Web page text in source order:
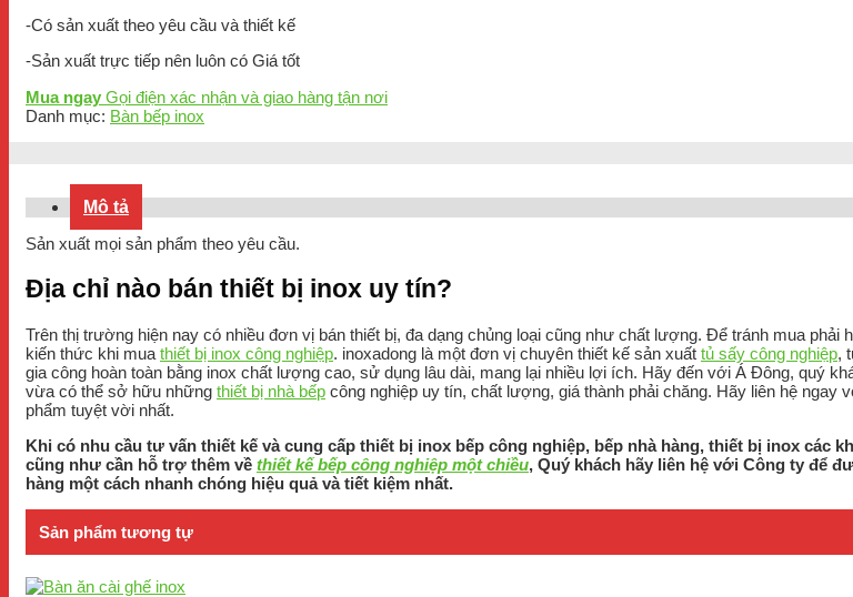
-Có sản xuất theo yêu cầu và thiết kế
-Sản xuất trực tiếp nên luôn có Giá tốt
Mua ngay Gọi điện xác nhận và giao hàng tận nơi
Danh mục: Bàn bếp inox
Mô tả
Sản xuất mọi sản phẩm theo yêu cầu.
Địa chỉ nào bán thiết bị inox uy tín?
Trên thị trường hiện nay có nhiều đơn vị bán thiết bị, đa dạng chủng loại cũng như chất lượng. Để tránh mua
kiến thức khi mua thiết bị inox công nghiệp. inoxadong là một đơn vị chuyên thiết kế sản xuất tủ sấy công nghiệp,
gia công hoàn toàn bằng inox chất lượng cao, sử dụng lâu dài, mang lại nhiều lợi ích. Hãy đến với Á Đông, quý
vừa có thể sở hữu những thiết bị nhà bếp công nghiệp uy tín, chất lượng, giá thành phải chăng. Hãy liên hệ
phẩm tuyệt vời nhất.
Khi có nhu cầu tư vấn thiết kế và cung cấp thiết bị inox bếp công nghiệp, bếp nhà hàng, thiết bị inox các
cũng như cần hỗ trợ thêm về thiết kế bếp công nghiệp một chiều, Quý khách hãy liên hệ với Công ty để
hàng một cách nhanh chóng hiệu quả và tiết kiệm nhất.
Sản phẩm tương tự